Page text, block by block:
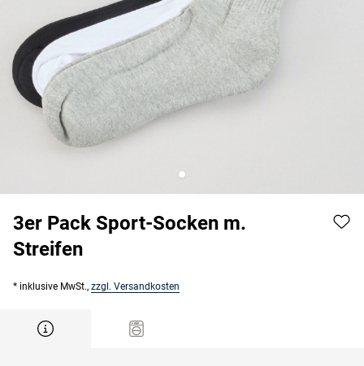
3er Pack Sport-Socken m.
Streifen
* inklusive MwSt., zzgl. Versandkosten